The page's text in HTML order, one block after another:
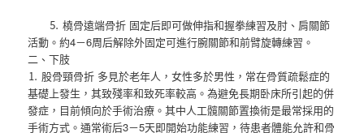
⒌ 橈骨遠端骨折 固定后即可做伸指和握拳練習及肘、肩關節
活動。約4－6周后解除外固定可進行腕關節和前臂旋轉練習。
二、下肢
⒈ 股骨頸骨折 多見於老年人，女性多於男性，常在骨質疏鬆症的
基礎上發生，其致殘率和致死率較高。為避免長期卧床所引起的併
發症，目前傾向於手術治療。其中人工髖關節置換術是最常採用的
手術方式。通常術后3－5天即開始功能練習，待患者體能允許和骨